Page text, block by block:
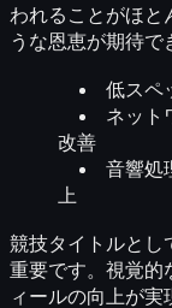
われることがほと
うな恩恵が期待で
低スペ
ネット
改善
音響処
上
競技タイトルとし
重要です。 視覚的
ィールの向上が実